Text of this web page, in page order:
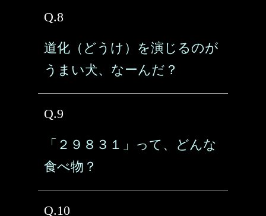
Q.8
道化（どうけ）を演じるのが
うまい犬、なーんだ？
Q.9
「２９８３１」って、どんな
食べ物？
Q.10